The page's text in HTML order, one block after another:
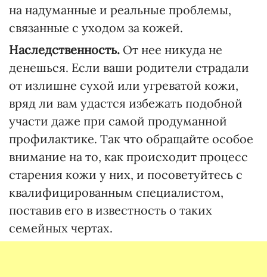
на надуманные и реальные проблемы,
связанные с уходом за кожей.
Наследственность. От нее никуда не
денешься. Если ваши родители страдали
от излишне сухой или угреватой кожи,
вряд ли вам удастся избежать подобной
участи даже при самой продуманной
профилактике. Так что обращайте особое
внимание на то, как происходит процесс
старения кожи у них, и посоветуйтесь с
квалифицированным специалистом,
поставив его в известность о таких
семейных чертах.